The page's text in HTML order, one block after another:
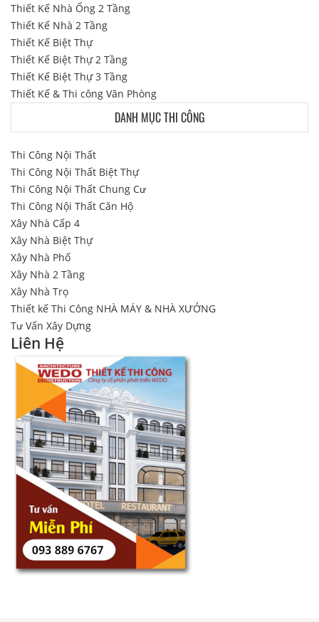
Thiết Kế Nhà Ống 2 Tầng
Thiết Kế Nhà 2 Tầng
Thiết Kế Biệt Thự
Thiết Kế Biệt Thự 2 Tầng
Thiết Kế Biệt Thự 3 Tầng
Thiết Kế & Thi công Văn Phòng
DANH MỤC THI CÔNG
Thi Công Nội Thất
Thi Công Nội Thất Biệt Thự
Thi Công Nội Thất Chung Cư
Thi Công Nội Thất Căn Hộ
Xây Nhà Cấp 4
Xây Nhà Biệt Thự
Xây Nhà Phố
Xây Nhà 2 Tầng
Xây Nhà Trọ
Thiết kế Thi Công NHÀ MÁY & NHÀ XƯỞNG
Tư Vấn Xây Dựng
Liên Hệ